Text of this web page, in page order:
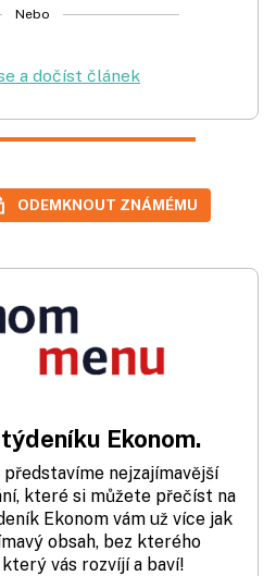
Nebo
a dočíst článek
ODEMKNOUT ZNÁMÉMU
Ekonom.
nejzajímavější
které si můžete přečíst na
Ekonom vám už více jak
obsah, bez kterého
vás rozvíjí a baví!